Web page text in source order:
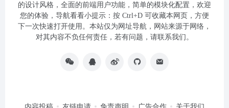
的设计风格，全面的前端用户功能，简单的模块化配置，欢迎
您的体验，导航看看小提示：按 Ctrl+D 可收藏本网页，方便
下一次快速打开使用。本站仅为网址导航，网站来源于网络，
对其内容不负任何责任，若有问题，请联系我们。